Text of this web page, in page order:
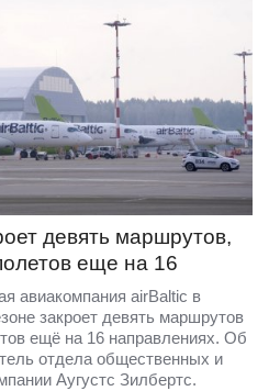
девять маршрутов,
еще на 16
авиакомпания airBaltic в
закроет девять маршрутов
ещё на 16 направлениях. Об
отдела общественных и
Аугустс Зилбертс.